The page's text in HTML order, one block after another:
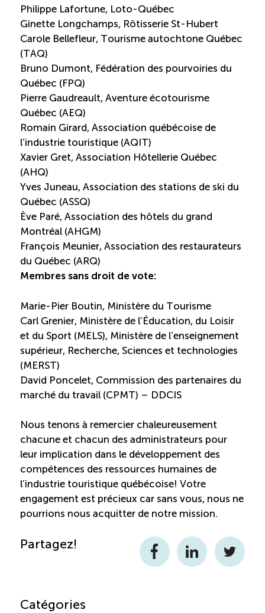
Facebook
LinkedIn
Vimeo Recherche
Philippe Lafortune, Loto-Québec
Ginette Longchamps, Rôtisserie St-Hubert
Carole Bellefleur, Tourisme autochtone Québec
(TAQ)
Bruno Dumont, Fédération des pourvoiries du
Québec (FPQ)
Pierre Gaudreault, Aventure écotourisme
Québec (AEQ)
Romain Girard, Association québécoise de
l’industrie touristique (AQIT)
Xavier Gret, Association Hôtellerie Québec
(AHQ)
Yves Juneau, Association des stations de ski du
Québec (ASSQ)
Ève Paré, Association des hôtels du grand
Montréal (AHGM)
François Meunier, Association des restaurateurs
du Québec (ARQ)
Membres sans droit de vote:
Marie-Pier Boutin, Ministère du Tourisme
Carl Grenier, Ministère de l’Éducation, du Loisir
et du Sport (MELS), Ministère de l’enseignement
supérieur, Recherche, Sciences et technologies
(MERST)
David Poncelet, Commission des partenaires du
marché du travail (CPMT) – DDCIS
Nous tenons à remercier chaleureusement
chacune et chacun des administrateurs pour
leur implication dans le développement des
compétences des ressources humaines de
l’industrie touristique québécoise! Votre
engagement est précieux car sans vous, nous ne
pourrions nous acquitter de notre mission.
Partagez!
FacebookLinkedInTwitter
Catégories